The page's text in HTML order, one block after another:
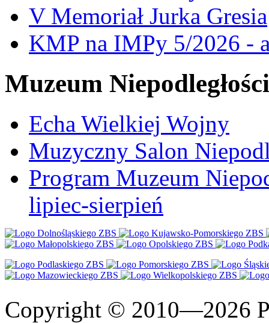
V Memoriał Jurka Gresia
KMP na IMPy 5/2026 -
Muzeum Niepodległości
Echa Wielkiej Wojny
Muzyczny Salon
Program Muzeum
lipiec-sierpień
Copyright © 2010—2026